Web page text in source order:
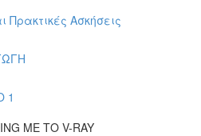
Πρακτικές Ασκήσεις
1
ΜΕ ΤΟ V-RAY